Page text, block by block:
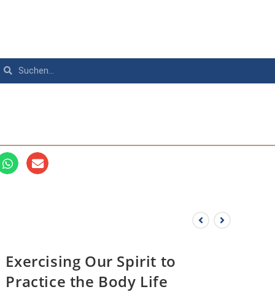
Exercising Our Spirit to
Practice the Body Life